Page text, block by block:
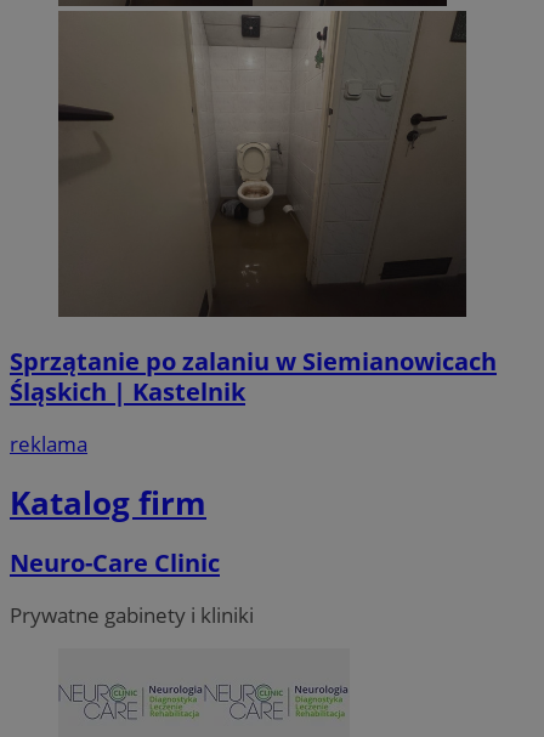
Sprzątanie po zalaniu w Siemianowicach
Śląskich | Kastelnik
reklama
Katalog firm
Neuro-Care Clinic
Prywatne gabinety i kliniki